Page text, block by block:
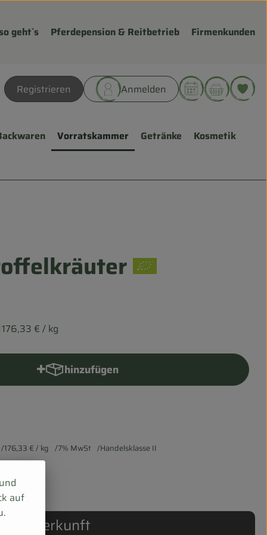
geht`s Pferdepension & Reitbetrieb Firmenkunden
Registrieren Anmelden
Vorratskammer Getränke Kosmetik
176,33 € / kg
hinzufügen
Produkt zum Warenkorb hinzufügen
176,33 €/ kg 7% MwSt Handelsklasse II
Herkunft
auf